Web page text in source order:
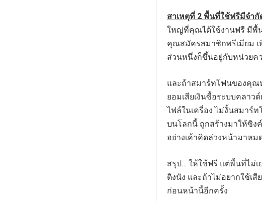
สาเหตุที่ 2 พื้นที่ใช้ฟรีมีจำกั
ใหญ่ที่คุณได้ใช้งานฟรี มีพื้น
คุณสมัครสมาชิกพรีเมียม เ
ส่วนหนึ่งก็ขึ้นอยู่กับหน่วยค
และถ้าสมาร์ทโฟนของคุณ
ยอมเสียเงินซื้อระบบคลาว
ไฟล์ในเครี่อง ไม่งั้นสมาร์
บนโลกนี้ ถูกสร้างมาให้ซิง
อย่างเค้าคิดล่วงหน้ามาหม
สรุป… ให้ใช้ฟรี แต่พื้นที่ไม่เ
ติงนัง และถ้าไม่อยากใช้เสี
ก่อนหน้านี้อีกครั้ง